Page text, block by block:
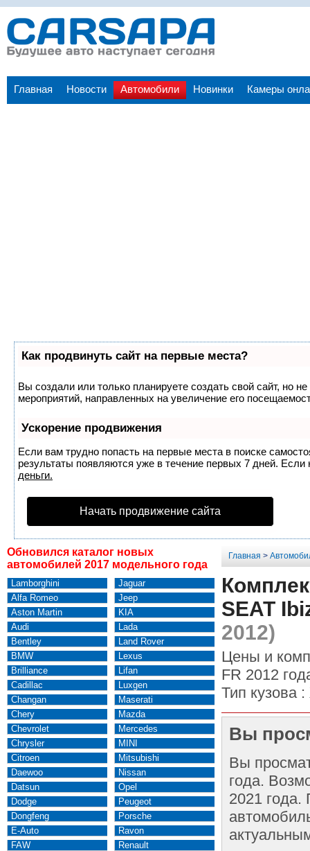
Главная Новости Автомобили Новинки Камеры
Как продвинуть сайт на первые места?
Вы создали или только планируете создать свой сайт, но
мероприятий, направленных на увеличение его
Ускорение продвижения
Если вам трудно попасть на первые места в поиске
результаты появляются уже в течение первых 7 дней.
деньги.
Начать продвижение сайта
Обновился каталог новых
автомобилей 2017 модельного года
Lamborghini
Alfa Romeo
Aston Martin
Audi
Bentley
BMW
Brilliance
Cadillac
Changan
Chery
Chevrolet
Chrysler
Citroen
Daewoo
Datsun
Dodge
Dongfeng
E-Auto
FAW
Jaguar
Jeep
KIA
Lada
Land Rover
Lexus
Lifan
Luxgen
Maserati
Mazda
Mercedes
MINI
Mitsubishi
Nissan
Opel
Peugeot
Porsche
Ravon
Renault
Главная >
SEAT
2012)
Цены и
FR 2012
Тип кузова :
Вы
Вы
года.
2021 года.